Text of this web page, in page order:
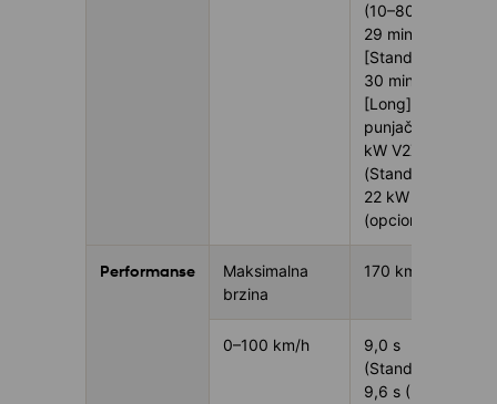
(10–80% cca
29 min
[Standard] /
30 min
[Long]), AC
punjač 11
kW V2X
(Standard),
22 kW V2X
(opciono)
Performanse
Maksimalna
brzina
170 km/h
0–100 km/h
9,0 s
(Standard) /
9,6 s (Long)